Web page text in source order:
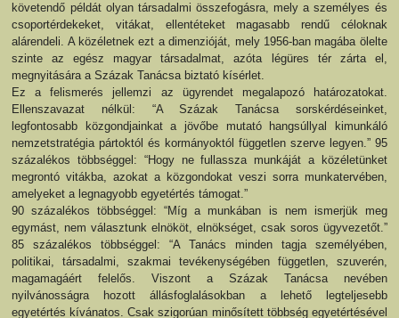
követendő példát olyan társadalmi összefogásra, mely a személyes és
csoportérdekeket, vitákat, ellentéteket magasabb rendű céloknak
alárendeli. A közéletnek ezt a dimenzióját, mely 1956-ban magába ölelte
szinte az egész magyar társadalmat, azóta légüres tér zárta el,
megnyitására a Százak Tanácsa biztató kísérlet.
Ez a felismerés jellemzi az ügyrendet megalapozó határozatokat.
Ellenszavazat nélkül: “A Százak Tanácsa sorskérdéseinket,
legfontosabb közgondjainkat a jövőbe mutató hangsúllyal kimunkáló
nemzetstratégia pártoktól és kormányoktól független szerve legyen.” 95
százalékos többséggel: “Hogy ne fullassza munkáját a közéletünket
megrontó vitákba, azokat a közgondokat veszi sorra munkatervében,
amelyeket a legnagyobb egyetértés támogat.”
90 százalékos többséggel: “Míg a munkában is nem ismerjük meg
egymást, nem választunk elnököt, elnökséget, csak soros ügyvezetőt.”
85 százalékos többséggel: “A Tanács minden tagja személyében,
politikai, társadalmi, szakmai tevékenységében független, szuverén,
magamagáért felelős. Viszont a Százak Tanácsa nevében
nyilvánosságra hozott állásfoglalásokban a lehető legteljesebb
egyetértés kívánatos. Csak szigorúan minősített többség egyetértésével